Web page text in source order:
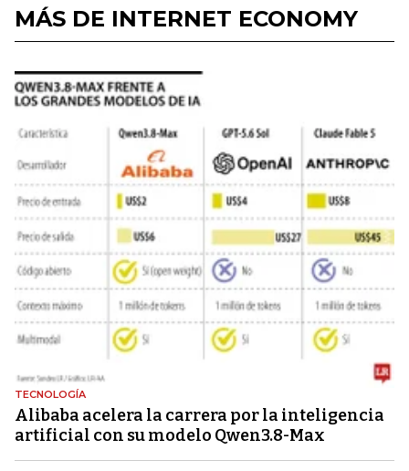
MÁS DE INTERNET ECONOMY
TECNOLOGÍA
Alibaba acelera la carrera por la inteligencia
artificial con su modelo Qwen3.8-Max